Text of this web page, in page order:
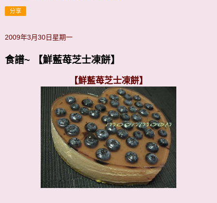
分享
2009年3月30日星期一
食譜~ 【鮮藍苺芝士凍餅】
【鮮藍苺芝士凍餅】